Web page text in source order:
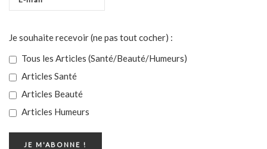
Je souhaite recevoir (ne pas tout cocher) :
Tous les Articles (Santé/Beauté/Humeurs)
Articles Santé
Articles Beauté
Articles Humeurs